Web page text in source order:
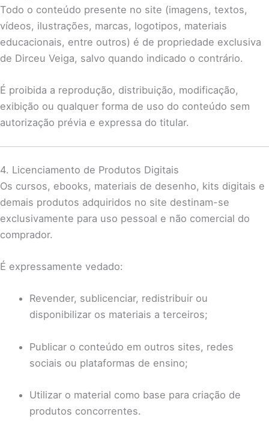
Todo o conteúdo presente no site (imagens, textos,
vídeos, ilustrações, marcas, logotipos, materiais
educacionais, entre outros) é de propriedade exclusiva
de Dirceu Veiga, salvo quando indicado o contrário.
É proibida a reprodução, distribuição, modificação,
exibição ou qualquer forma de uso do conteúdo sem
autorização prévia e expressa do titular.
4. Licenciamento de Produtos Digitais
Os cursos, ebooks, materiais de desenho, kits digitais e
demais produtos adquiridos no site destinam-se
exclusivamente para uso pessoal e não comercial do
comprador.
É expressamente vedado:
Revender, sublicenciar, redistribuir ou
disponibilizar os materiais a terceiros;
Publicar o conteúdo em outros sites, redes
sociais ou plataformas de ensino;
Utilizar o material como base para criação de
produtos concorrentes.